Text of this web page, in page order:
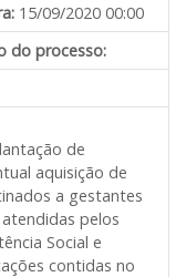
15/09/2020 00:00
do processo:
de
aquisição de
a gestantes
pelos
Social e
contidas no